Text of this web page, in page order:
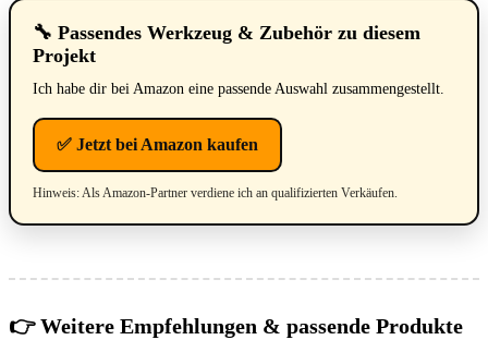
🔧 Passendes Werkzeug & Zubehör zu diesem
Projekt
Ich habe dir bei Amazon eine passende Auswahl zusammengestellt.
✅ Jetzt bei Amazon kaufen
Hinweis: Als Amazon-Partner verdiene ich an qualifizierten Verkäufen.
👉 Weitere Empfehlungen & passende Produkte